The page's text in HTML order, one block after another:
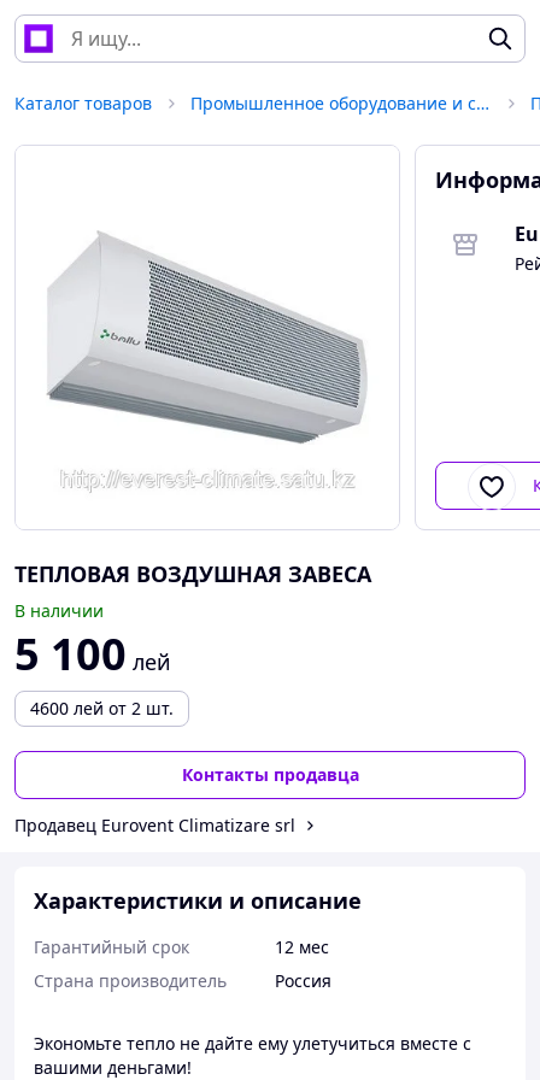
Каталог товаров Промышленное оборудование и станки
ТЕПЛОВАЯ ВОЗДУШНАЯ ЗАВЕСА
В наличии
5 100 лей
4600 лей от 2 шт.
Контакты продавца
Продавец Eurovent Climatizare srl
Характеристики и описание
Гарантийный срок
12 мес
Страна производитель
Россия
Экономьте тепло не дайте ему улетучиться вместе с
вашими деньгами!